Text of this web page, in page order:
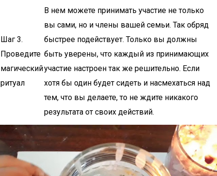
Шаг 3.
Проведите
магический
ритуал
В нем можете принимать участие не только
вы сами, но и члены вашей семьи. Так обряд
быстрее подействует. Только вы должны
быть уверены, что каждый из принимающих
участие настроен так же решительно. Если
хотя бы один будет сидеть и насмехаться над
тем, что вы делаете, то не ждите никакого
результата от своих действий.